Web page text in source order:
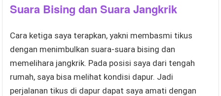
Suara Bising dan Suara Jangkrik
Cara ketiga saya terapkan, yakni membasmi tikus
dengan menimbulkan suara-suara bising dan
memelihara jangkrik. Pada posisi saya dari tengah
rumah, saya bisa melihat kondisi dapur. Jadi
perjalanan tikus di dapur dapat saya amati dengan